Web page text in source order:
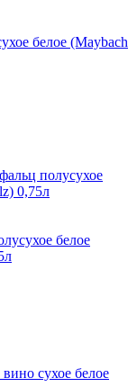
белое (Maybach
белое